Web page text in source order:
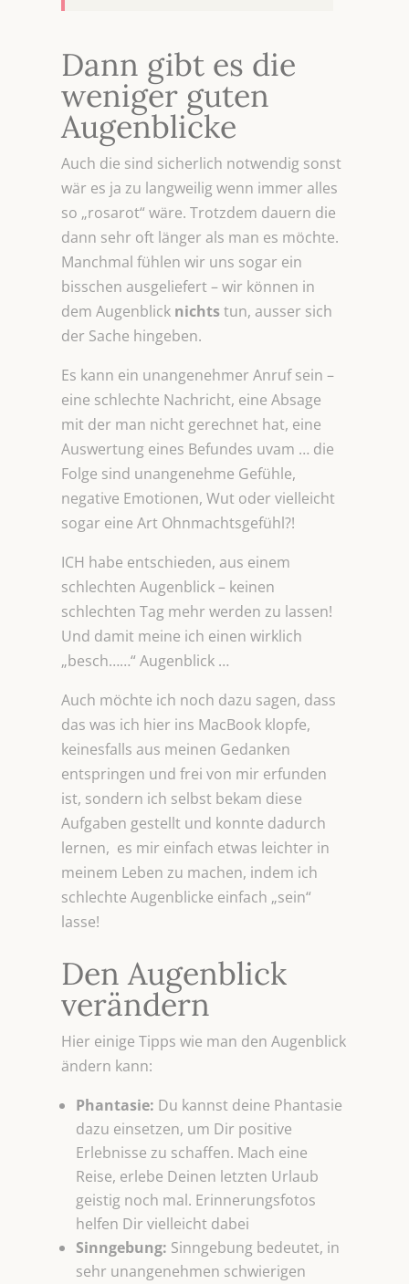
Dann gibt es die
weniger guten
Augenblicke
Auch die sind sicherlich notwendig sonst
wär es ja zu langweilig wenn immer alles
so „rosarot“ wäre. Trotzdem dauern die
dann sehr oft länger als man es möchte.
Manchmal fühlen wir uns sogar ein
bisschen ausgeliefert – wir können in
dem Augenblick nichtstun, ausser sich
der Sache hingeben.
Es kann ein unangenehmer Anruf sein –
eine schlechte Nachricht, eine Absage
mit der man nicht gerechnet hat, eine
Auswertung eines Befundes uvam … die
Folge sind unangenehme Gefühle,
negative Emotionen, Wut oder vielleicht
sogar eine Art Ohnmachtsgefühl?!
ICH habe entschieden, aus einem
schlechten Augenblick – keinen
schlechten Tag mehr werden zu lassen!
Und damit meine ich einen wirklich
„besch……“ Augenblick …
Auch möchte ich noch dazu sagen, dass
das was ich hier ins MacBook klopfe,
keinesfalls aus meinen Gedanken
entspringen und frei von mir erfunden
ist, sondern ich selbst bekam diese
Aufgaben gestellt und konnte dadurch
lernen, es mir einfach etwas leichter in
meinem Leben zu machen, indem ich
schlechte Augenblicke einfach „sein“
lasse!
Den Augenblick
verändern
Hier einige Tipps wie man den Augenblick
ändern kann:
Phantasie: Du kannst deine Phantasie
dazu einsetzen, um Dir positive
Erlebnisse zu schaffen. Mach eine
Reise, erlebe Deinen letzten Urlaub
geistig noch mal. Erinnerungsfotos
helfen Dir vielleicht dabei
Sinngebung: Sinngebung bedeutet, in
sehr unangenehmen schwierigen